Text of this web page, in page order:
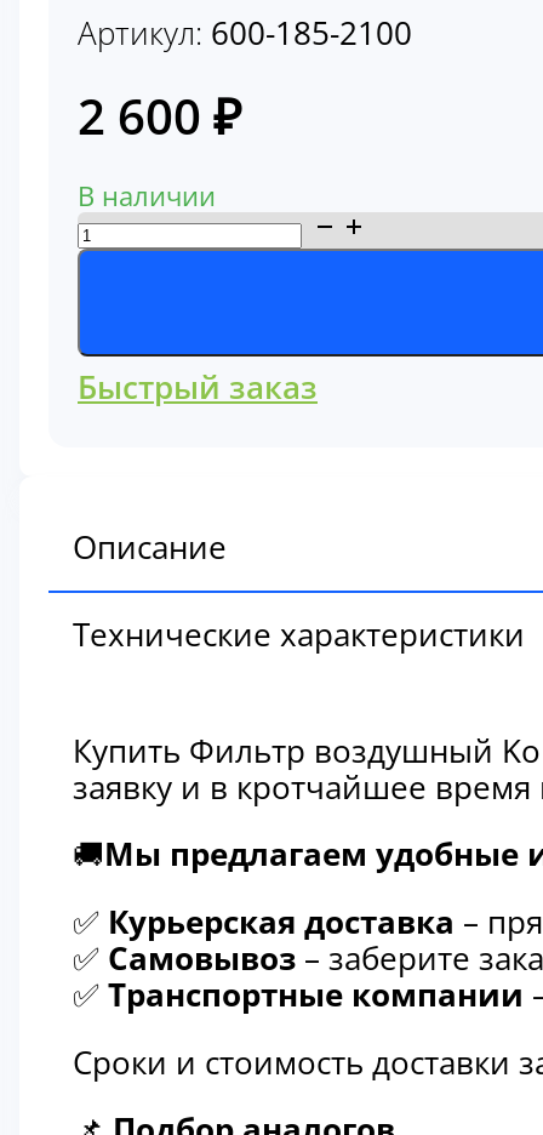
Артикул: 600-185-2100
2 600 ₽
В наличии
Количество
товара
воздушный
Komatsu
600-
Быстрый заказ
Описание
Технические характеристики
Купить Фильтр воздушный
заявку и в кротчайшее
🚚Мы предлагаем удобные
✅ Курьерская доставка –
✅ Самовывоз – заберите
✅ Транспортные компании
Сроки и стоимость доставки